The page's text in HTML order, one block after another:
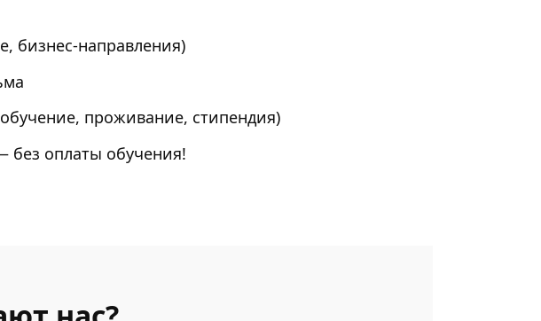
бизнес-направления)
проживание, стипендия)
без оплаты обучения!